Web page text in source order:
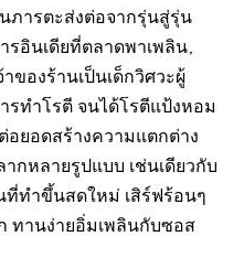
ภารตะส่งต่อจากรุ่นสู่รุ่น
รอินเดียที่ตลาดพาเพลิน,
ของร้านเป็นเด็กวิศวะผู้
ทำโรตี จนได้โรตีแป้งหอม
ยอดสร้างความแตกต่าง
กหลายรูปแบบ เช่นเดียวกับ
ที่ทำขึ้นสดใหม่ เสิร์ฟร้อนๆ
ทานง่ายอิ่มเพลินกับซอส